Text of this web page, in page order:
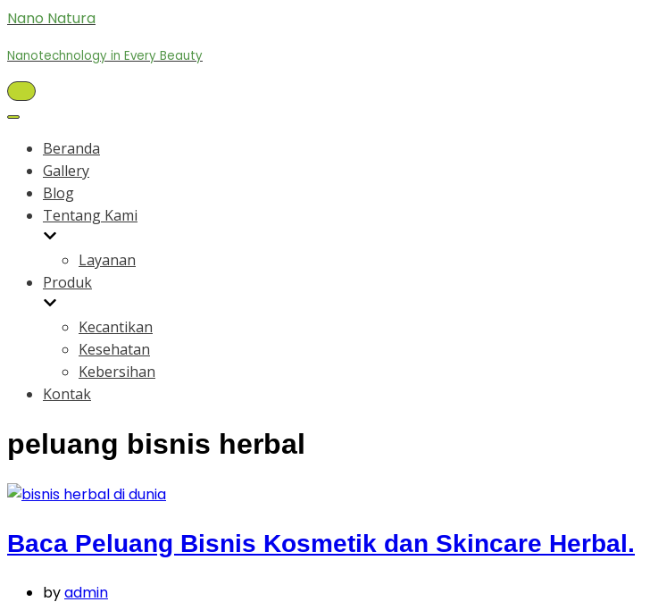
Nano Natura
Nanotechnology in Every Beauty
Toggle
Toggle
Navigation
Beranda
Gallery
Blog
Tentang Kami
Layanan
Produk
Kecantikan
Kesehatan
Kebersihan
Kontak
peluang bisnis herbal
Baca Peluang Bisnis Kosmetik dan Skincare Herbal.
byadmin